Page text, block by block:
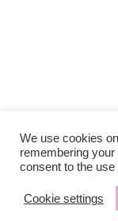
We use cookies
remembering
consent to the use
Cookie settings